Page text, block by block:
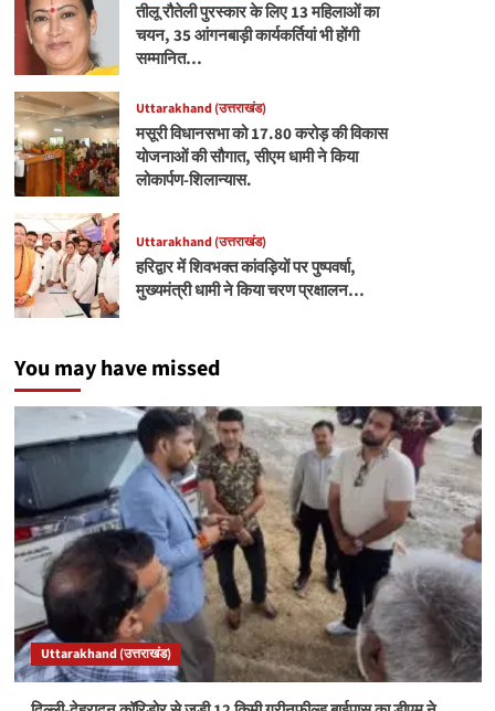
तीलू रौतेली पुरस्कार के लिए 13 महिलाओं का
चयन, 35 आंगनबाड़ी कार्यकर्तियां भी होंगी
सम्मानित…
Uttarakhand (उत्तराखंड)
मसूरी विधानसभा को 17.80 करोड़ की विकास
योजनाओं की सौगात, सीएम धामी ने किया
लोकार्पण-शिलान्यास.
Uttarakhand (उत्तराखंड)
हरिद्वार में शिवभक्त कांवड़ियों पर पुष्पवर्षा,
मुख्यमंत्री धामी ने किया चरण प्रक्षालन…
You may have missed
Uttarakhand (उत्तराखंड)